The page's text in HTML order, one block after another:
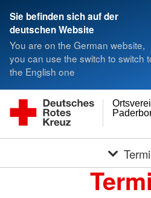
Sie befinden sich auf der
deutschen Website
You are on the German website,
you can use the switch to switch
the English one